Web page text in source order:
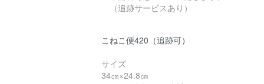
（追跡サービスあり）
こねこ便420（追跡可）
サイズ
34㎝×24.8㎝